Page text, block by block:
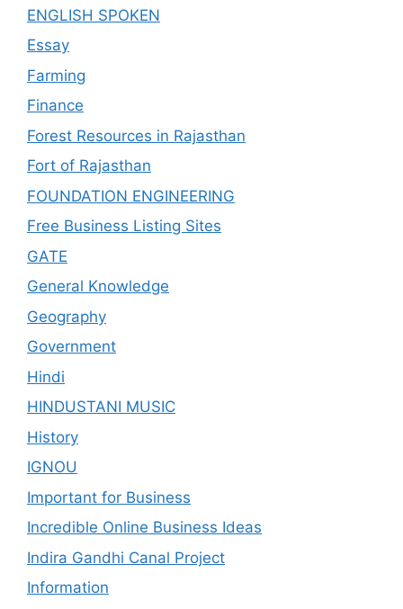
ENGLISH SPOKEN
Essay
Farming
Finance
Forest Resources in Rajasthan
Fort of Rajasthan
FOUNDATION ENGINEERING
Free Business Listing Sites
GATE
General Knowledge
Geography
Government
Hindi
HINDUSTANI MUSIC
History
IGNOU
Important for Business
Incredible Online Business Ideas
Indira Gandhi Canal Project
Information